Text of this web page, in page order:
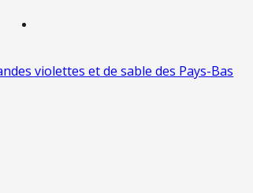
violettes et de sable des Pays-Bas